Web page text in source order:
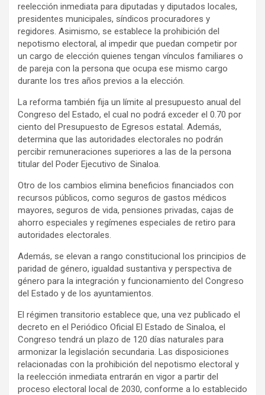
reelección inmediata para diputadas y diputados locales,
presidentes municipales, síndicos procuradores y
regidores. Asimismo, se establece la prohibición del
nepotismo electoral, al impedir que puedan competir por
un cargo de elección quienes tengan vínculos familiares o
de pareja con la persona que ocupa ese mismo cargo
durante los tres años previos a la elección.
La reforma también fija un límite al presupuesto anual del
Congreso del Estado, el cual no podrá exceder el 0.70 por
ciento del Presupuesto de Egresos estatal. Además,
determina que las autoridades electorales no podrán
percibir remuneraciones superiores a las de la persona
titular del Poder Ejecutivo de Sinaloa.
Otro de los cambios elimina beneficios financiados con
recursos públicos, como seguros de gastos médicos
mayores, seguros de vida, pensiones privadas, cajas de
ahorro especiales y regímenes especiales de retiro para
autoridades electorales.
Además, se elevan a rango constitucional los principios de
paridad de género, igualdad sustantiva y perspectiva de
género para la integración y funcionamiento del Congreso
del Estado y de los ayuntamientos.
El régimen transitorio establece que, una vez publicado el
decreto en el Periódico Oficial El Estado de Sinaloa, el
Congreso tendrá un plazo de 120 días naturales para
armonizar la legislación secundaria. Las disposiciones
relacionadas con la prohibición del nepotismo electoral y
la reelección inmediata entrarán en vigor a partir del
proceso electoral local de 2030, conforme a lo establecido